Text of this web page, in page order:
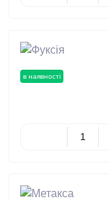
в наявності